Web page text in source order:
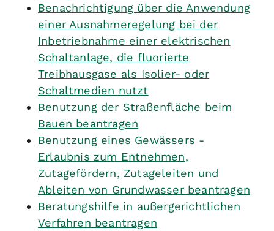
Benachrichtigung über die Anwendung
einer Ausnahmeregelung bei der
Inbetriebnahme einer elektrischen
Schaltanlage, die fluorierte
Treibhausgase als Isolier- oder
Schaltmedien nutzt
Benutzung der Straßenfläche beim
Bauen beantragen
Benutzung eines Gewässers -
Erlaubnis zum Entnehmen,
Zutagefördern, Zutageleiten und
Ableiten von Grundwasser beantragen
Beratungshilfe in außergerichtlichen
Verfahren beantragen